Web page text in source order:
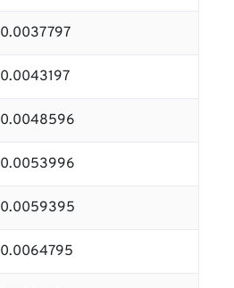
0.0037797
0.0043197
0.0048596
0.0053996
0.0059395
0.0064795